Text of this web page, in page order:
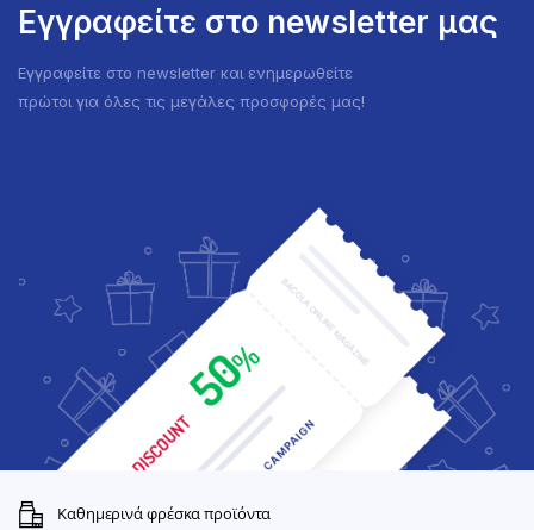
Εγγραφείτε στο newsletter μας
Εγγραφείτε στο newsletter και ενημερωθείτε
πρώτοι για όλες τις μεγάλες προσφορές μας!
Καθημερινά φρέσκα προϊόντα